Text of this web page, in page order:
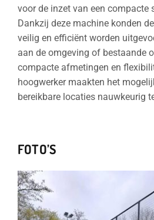
voor de inzet van een compacte
Dankzij deze machine konden
veilig en efficiënt worden
aan de omgeving of bestaande
compacte afmetingen en
hoogwerker maakten het
bereikbare locaties nauwkeurig
FOTO’S